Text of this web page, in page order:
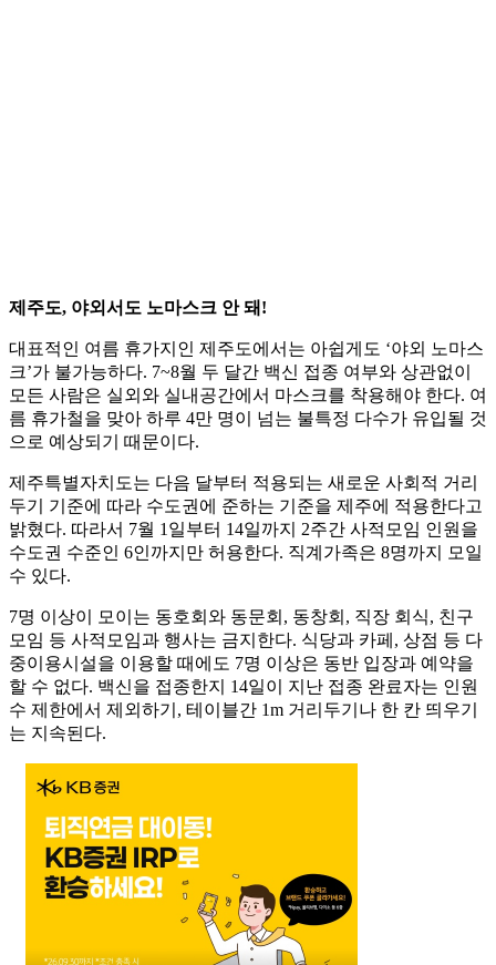
제주도, 야외서도 노마스크 안 돼!
대표적인 여름 휴가지인 제주도에서는 아쉽게도 ‘야외 노마스
크’가 불가능하다. 7~8월 두 달간 백신 접종 여부와 상관없이
모든 사람은 실외와 실내공간에서 마스크를 착용해야 한다. 여
름 휴가철을 맞아 하루 4만 명이 넘는 불특정 다수가 유입될 것
으로 예상되기 때문이다.
제주특별자치도는 다음 달부터 적용되는 새로운 사회적 거리
두기 기준에 따라 수도권에 준하는 기준을 제주에 적용한다고
밝혔다. 따라서 7월 1일부터 14일까지 2주간 사적모임 인원을
수도권 수준인 6인까지만 허용한다. 직계가족은 8명까지 모일
수 있다.
7명 이상이 모이는 동호회와 동문회, 동창회, 직장 회식, 친구
모임 등 사적모임과 행사는 금지한다. 식당과 카페, 상점 등 다
중이용시설을 이용할 때에도 7명 이상은 동반 입장과 예약을
할 수 없다. 백신을 접종한지 14일이 지난 접종 완료자는 인원
수 제한에서 제외하기, 테이블간 1m 거리두기나 한 칸 띄우기
는 지속된다.